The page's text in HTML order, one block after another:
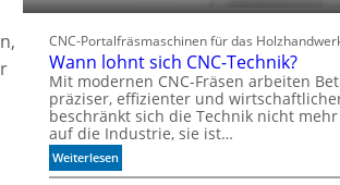
CNC-Portalfräsmaschinen für das
Wann lohnt sich CNC-Technik?
Mit modernen CNC-Fräsen arbeiten
präziser, effizienter und
beschränkt sich die Technik nicht
auf die Industrie, sie ist…
Weiterlesen:
W